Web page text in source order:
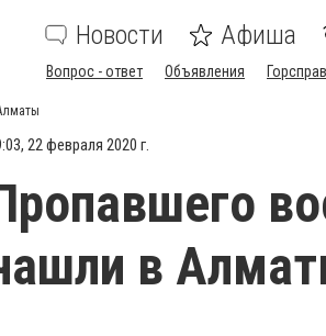
Новости Афиша
Вопрос - ответ Объявления
22 февраля 2020 г.
в